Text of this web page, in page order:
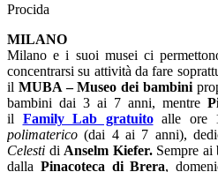
Procida
MILANO
Milano e i suoi musei ci
concentrarsi su attività da fare
il MUBA – Museo dei bambini
bambini dai 3 ai 7 anni, mentre
il Family Lab gratuitoalle ore
polimaterico (dai 4 ai 7 anni),
Celesti di Anselm Kiefer.Sempre ai
dalla Pinacoteca di Brera,